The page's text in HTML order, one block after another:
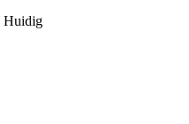
Huidig